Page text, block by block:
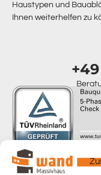
Haustypen und
Ihnen weiterhelfen zu